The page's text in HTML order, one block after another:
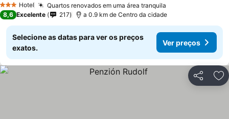
3 EstrelasHotel Quartos renovados em uma área tranquila
8,6 Excelente 217 a 0.9 km de Centro da cidade
Selecione as datas para ver os preços
exatos.
Ver preços
Partilhar